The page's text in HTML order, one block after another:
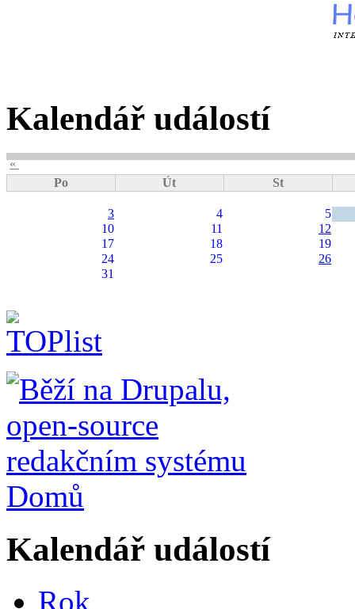
Kalendář událostí
«
Po
Út St
3 4
5
10
11
12
17
18
19
24
25
26
31
Domů
Kalendář událostí
Rok